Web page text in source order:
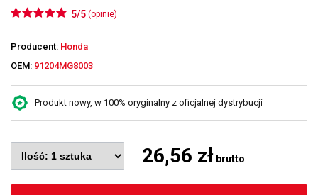
5/5 (opinie)
Producent: Honda
OEM: 91204MG8003
Produkt nowy, w 100% oryginalny z oficjalnej dystrybucji
26,56 zł brutto